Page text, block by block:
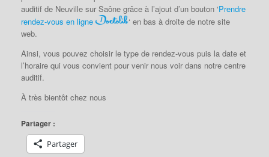
auditif de Neuville sur Saône grâce à l’ajout d’un bouton ‘Prendre
rendez-vous en ligne
‘ en bas à droite de notre site
web.
Ainsi, vous pouvez choisir le type de rendez-vous puis la date et
l’horaire qui vous convient pour venir nous voir dans notre centre
auditif.
À très bientôt chez nous
Partager :
Partager